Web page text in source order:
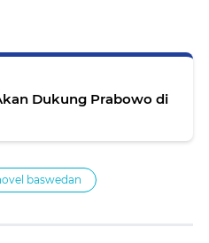
Dukung Prabowo di
baswedan